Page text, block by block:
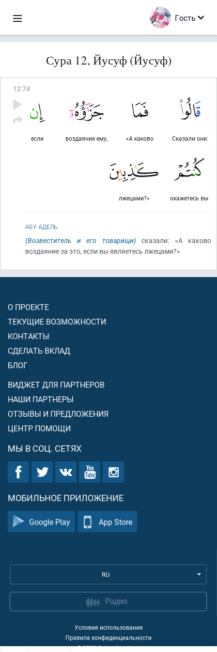
Гость
Сура 12, Йусуф (Йусуф)
12:74
Сказали они:
«А каково
воздаяние ему,
если
окажетесь вы
лжецами?»
АБУ АДЕЛЬ
(Возвеститель и его товарищи) сказали: «А каково
воздаяние за это, если вы являетесь лжецами?»
О ПРОЕКТЕ
ТЕКУЩИЕ ВОЗМОЖНОСТИ
КОНТАКТЫ
СДЕЛАТЬ ВКЛАД
БЛОГ
ВИДЖЕТ ДЛЯ ПАРТНЕРОВ
НАШИ ПАРТНЕРЫ
ОТЗЫВЫ И ПРЕДЛОЖЕНИЯ
ЦЕНТР ПОМОЩИ
МЫ В СОЦ. СЕТЯХ
МОБИЛЬНОЕ ПРИЛОЖЕНИЕ
Google Play App Store
RU
Радио
Условия использования
Правила конфиденциальности
©2026Quran Academy